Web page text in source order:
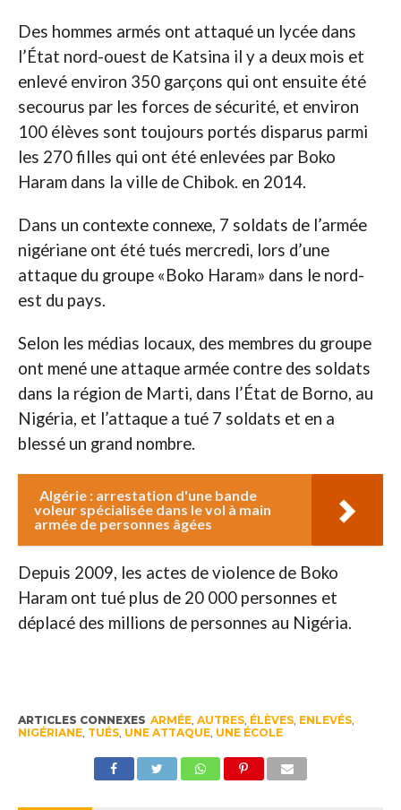
Des hommes armés ont attaqué un lycée dans
l’État nord-ouest de Katsina il y a deux mois et
enlevé environ 350 garçons qui ont ensuite été
secourus par les forces de sécurité, et environ
100 élèves sont toujours portés disparus parmi
les 270 filles qui ont été enlevées par Boko
Haram dans la ville de Chibok. en 2014.
Dans un contexte connexe, 7 soldats de l’armée
nigériane ont été tués mercredi, lors d’une
attaque du groupe «Boko Haram» dans le nord-
est du pays.
Selon les médias locaux, des membres du groupe
ont mené une attaque armée contre des soldats
dans la région de Marti, dans l’État de Borno, au
Nigéria, et l’attaque a tué 7 soldats et en a
blessé un grand nombre.
Algérie : arrestation d'une bande
voleur spécialisée dans le vol à main
armée de personnes âgées
Depuis 2009, les actes de violence de Boko
Haram ont tué plus de 20 000 personnes et
déplacé des millions de personnes au Nigéria.
ARTICLES CONNEXES ARMÉE, AUTRES, ÉLÈVES, ENLEVÉS,
NIGÉRIANE, TUÉS, UNE ATTAQUE, UNE ÉCOLE